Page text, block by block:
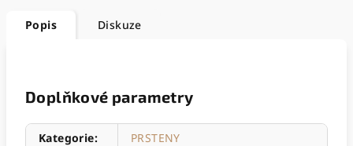
Popis Diskuze
Doplňkové parametry
Kategorie:
PRSTENY